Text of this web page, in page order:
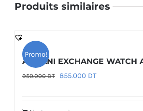
Produits similaires
Promo!
ARMANI EXCHANGE WATCH
950.000DT Le
855.000 DTLe